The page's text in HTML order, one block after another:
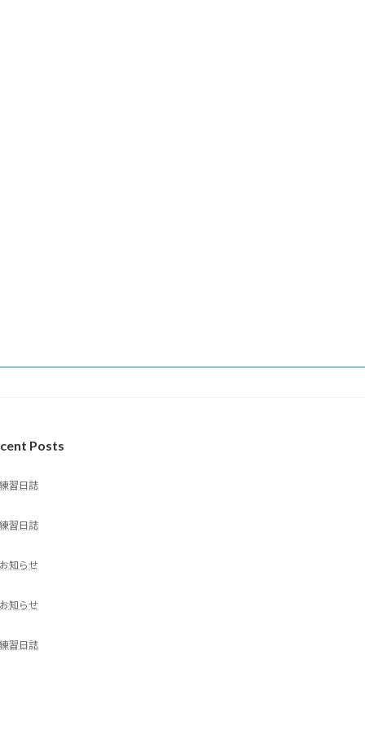
Posts
練習日誌
練習日誌
お知らせ
お知らせ
練習日誌